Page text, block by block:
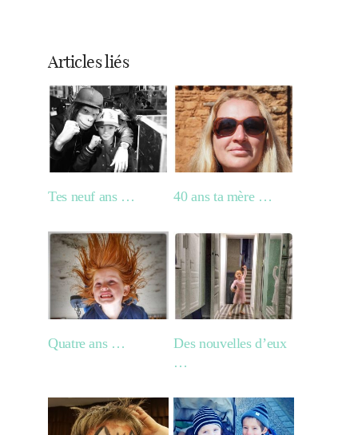
Articles liés
Tes neuf ans … 40 ans ta mère …
Quatre ans …
Des nouvelles d’eux
…